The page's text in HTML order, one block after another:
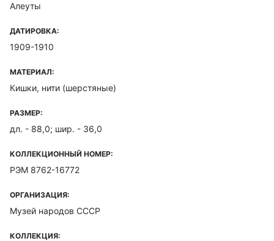
Алеуты
ДАТИРОВКА:
1909-1910
МАТЕРИАЛ:
Кишки, нити (шерстяные)
РАЗМЕР:
дл. - 88,0; шир. - 36,0
КОЛЛЕКЦИОННЫЙ НОМЕР:
РЭМ 8762-16772
ОРГАНИЗАЦИЯ:
Музей народов СССР
КОЛЛЕКЦИЯ: